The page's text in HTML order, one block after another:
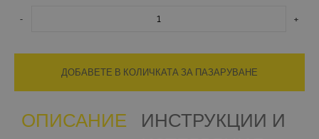
- +
ДОБАВЕТЕ В КОЛИЧКАТА ЗА ПАЗАРУВАНЕ
ОПИСАНИЕ
ИНСТРУКЦИИ И